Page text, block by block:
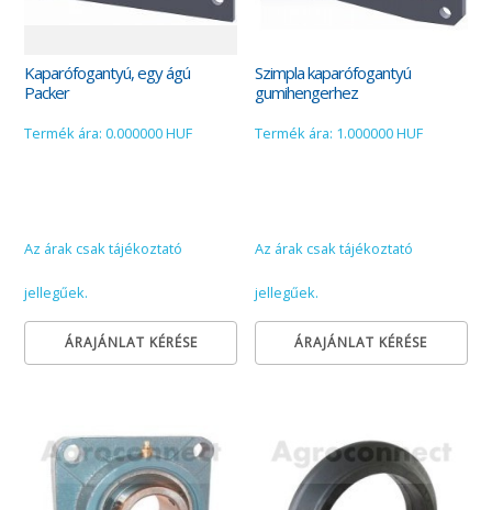
Kaparófogantyú, egy ágú
Packer
Termék ára: 0.000000 HUF
Az árak csak tájékoztató
jellegűek.
ÁRAJÁNLAT KÉRÉSE
Szimpla kaparófogantyú
gumihengerhez
Termék ára: 1.000000 HUF
Az árak csak tájékoztató
jellegűek.
ÁRAJÁNLAT KÉRÉSE